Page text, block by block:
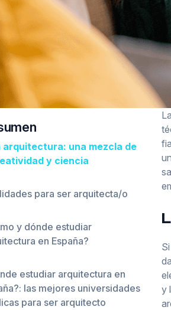
arquitectura: una mezcla de
y ciencia
para ser arquitecta/o
y dónde estudiar
en España?
estudiar arquitectura en
las mejores universidades
para ser arquitecto
y